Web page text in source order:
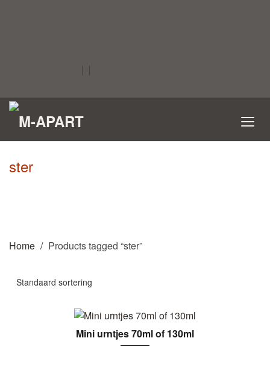
ster
Home Products tagged “ster”
Mini urntjes 70ml of 130ml